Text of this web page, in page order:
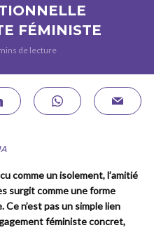
FÉMINISTE
de lecture
comme un isolement, l’amitié
surgit comme une forme
n’est pas un simple lien
féministe concret,